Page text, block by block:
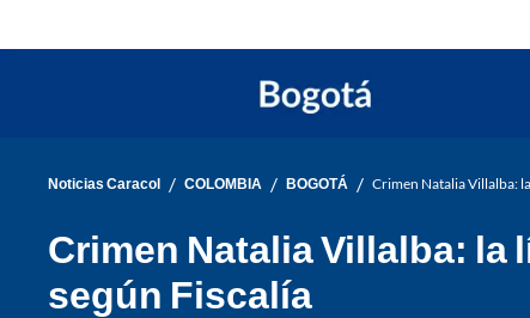
Noticias Caracol / COLOMBIA / BOGOTÁ / Crimen Natalia Villalba:
Crimen Natalia Villalba:
según Fiscalía